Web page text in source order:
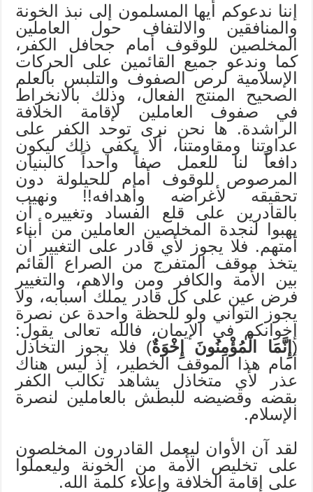
إننا ندعوكم أيها المسلمون إلى نبذ الخونة
والمنافقين والالتفاف حول العاملين
المخلصين للوقوف أمام جحافل الكفر،
كما وندعو جميع القائمين على الحركات
الإسلامية لرص الصفوف والتلبس بالعلم
الصحيح المنتج الفعال، وذلك بالانخراط
في صفوف العاملين لإقامة الخلافة
الراشدة. ها نحن نرى توحد الكفر على
عداوتنا ومقاومتنا، ألا يكفي ذلك ليكون
دافعاً لنا للعمل صفاً واحداً كالبنيان
المرصوص للوقوف أمام للحيلولة دون
تحقيقه لأغراضه وأهدافه!! ونهيب
بالقادرين على قلع الفساد وتغييره أن
يهبوا لنجدة المخلصين العاملين من أبناء
أمتهم. فلا يجوز لأي قادر على التغيير أن
يتخذ موقف المتفرج من الصراع القائم
بين الأمة والكافر ومن والاهم، والتغيير
فرض عين على كل قادر يملك أسبابه، ولا
يجوز التواني ولو للحظة واحدة عن نصرة
إخوانكم في الإيمان، فالله تعالى يقول:
(إِنَّمَا الْمُؤْمِنُونَ إِخْوَةٌ) فلا يجوز التخاذل
أمام هذا الموقف الخطير، إذ ليس هناك
عذر لأي متخاذل يشاهد تكالب الكفر
بقضه وقضيضه للبطش بالعاملين لنصرة
الإسلام.
لقد آن الأوان ليعمل القادرون المخلصون
على تخليص الأمة من الخونة وليعملوا
على إقامة الخلافة وإعلاء كلمة الله.